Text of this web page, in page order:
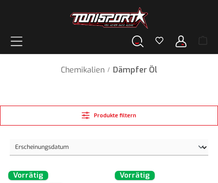
Chemikalien / Dämpfer Öl
Produkte filtern
Vorrätig
Vorrätig